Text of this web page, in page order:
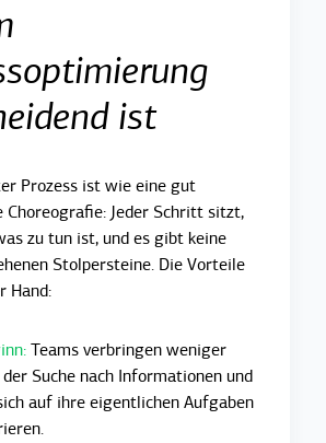
ist
Prozess ist wie eine gut
Jeder Schritt sitzt,
zu tun ist, und es gibt keine
Stolpersteine. Die Vorteile
Hand:
Teams verbringen weniger
Suche nach Informationen und
auf ihre eigentlichen Aufgaben